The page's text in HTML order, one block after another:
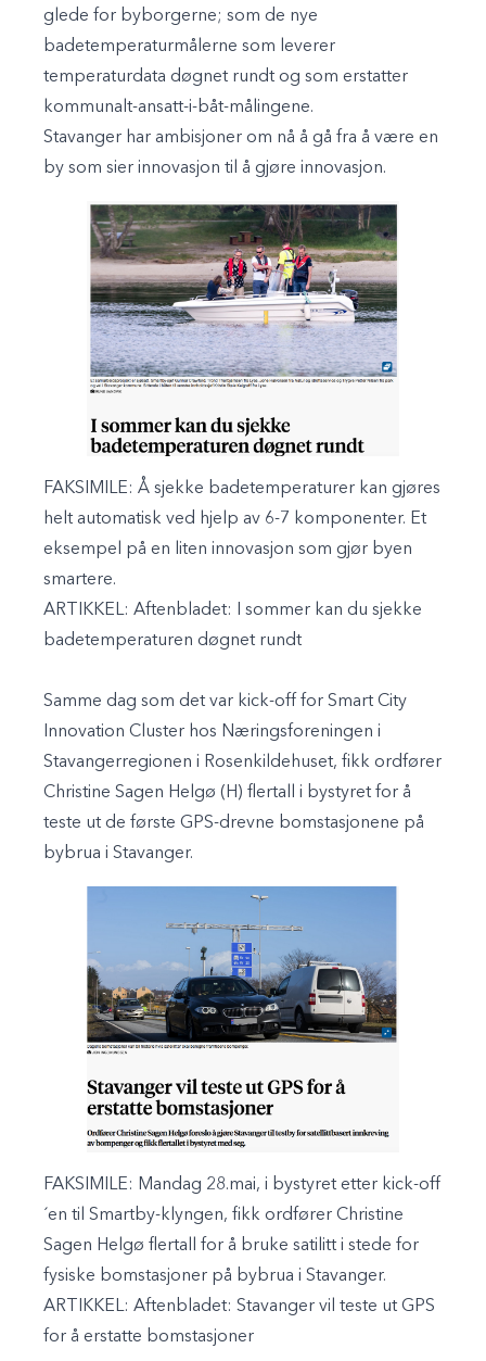
glede for byborgerne; som de nye
badetemperaturmålerne som leverer
temperaturdata døgnet rundt og som erstatter
kommunalt-ansatt-i-båt-målingene.
Stavanger har ambisjoner om nå å gå fra å være en
by som sier innovasjon til å gjøre innovasjon.
FAKSIMILE: Å sjekke badetemperaturer kan gjøres
helt automatisk ved hjelp av 6-7 komponenter. Et
eksempel på en liten innovasjon som gjør byen
smartere.
ARTIKKEL: Aftenbladet: I sommer kan du sjekke
badetemperaturen døgnet rundt
Samme dag som det var kick-off for Smart City
Innovation Cluster hos Næringsforeningen i
Stavangerregionen i Rosenkildehuset, fikk ordfører
Christine Sagen Helgø (H) flertall i bystyret for å
teste ut de første GPS-drevne bomstasjonene på
bybrua i Stavanger.
FAKSIMILE: Mandag 28.mai, i bystyret etter kick-off
´en til Smartby-klyngen, fikk ordfører Christine
Sagen Helgø flertall for å bruke satilitt i stede for
fysiske bomstasjoner på bybrua i Stavanger.
ARTIKKEL: Aftenbladet: Stavanger vil teste ut GPS
for å erstatte bomstasjoner